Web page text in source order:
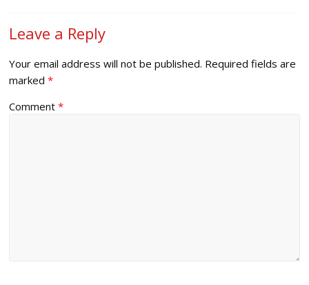
Leave a Reply
Your email address will not be published. Required fields are
marked*
Comment*